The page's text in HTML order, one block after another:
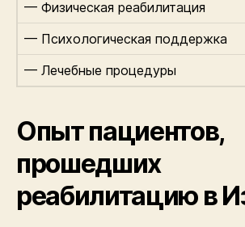
— Физическая реабилитация
— Психологическая поддержка
— Лечебные процедуры
Опыт пациентов,
прошедших
реабилитацию в